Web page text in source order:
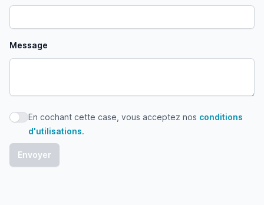
Message
En cochant cette case, vous acceptez nos conditions
En cochant cette case, vous acceptez nos conditions
d'utilisations.